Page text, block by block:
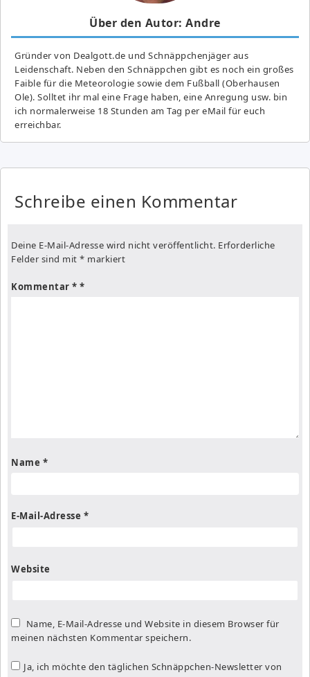
Über den Autor: Andre
Gründer von Dealgott.de und Schnäppchenjäger aus
Leidenschaft. Neben den Schnäppchen gibt es noch ein großes
Fai­ble für die Meteorologie sowie dem Fußball (Oberhausen
Ole). Solltet ihr mal eine Frage haben, eine Anregung usw. bin
ich normalerweise 18 Stunden am Tag per eMail für euch
erreichbar.
Schreibe einen Kommentar
Deine E-Mail-Adresse wird nicht veröffentlicht. Erforderliche
Felder sind mit * markiert
Kommentar *
Name *
E-Mail-Adresse *
Website
Name, E-Mail-Adresse und Website in diesem Browser für
meinen nächsten Kommentar speichern.
Ja, ich möchte den täglichen Schnäppchen-Newsletter von